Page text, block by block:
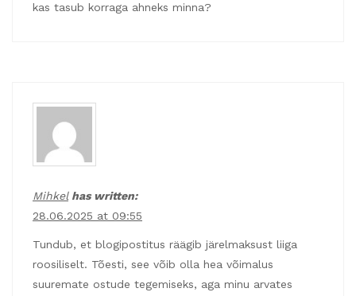
kas tasub korraga ahneks minna?
Mihkelhas written:
28.06.2025 at 09:55
Tundub, et blogipostitus räägib järelmaksust liiga
roosiliselt. Tõesti, see võib olla hea võimalus
suuremate ostude tegemiseks, aga minu arvates